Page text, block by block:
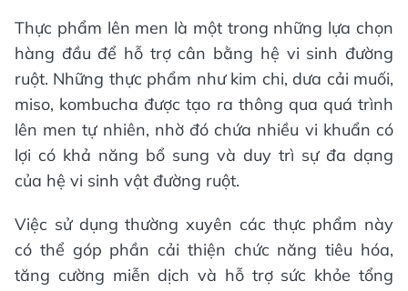
Thực phẩm lên men là một trong những lựa chọn
hàng đầu để hỗ trợ cân bằng hệ vi sinh đường
ruột. Những thực phẩm như kim chi, dưa cải muối,
miso, kombucha được tạo ra thông qua quá trình
lên men tự nhiên, nhờ đó chứa nhiều vi khuẩn có
lợi có khả năng bổ sung và duy trì sự đa dạng
của hệ vi sinh vật đường ruột.
Việc sử dụng thường xuyên các thực phẩm này
có thể góp phần cải thiện chức năng tiêu hóa,
tăng cường miễn dịch và hỗ trợ sức khỏe tổng